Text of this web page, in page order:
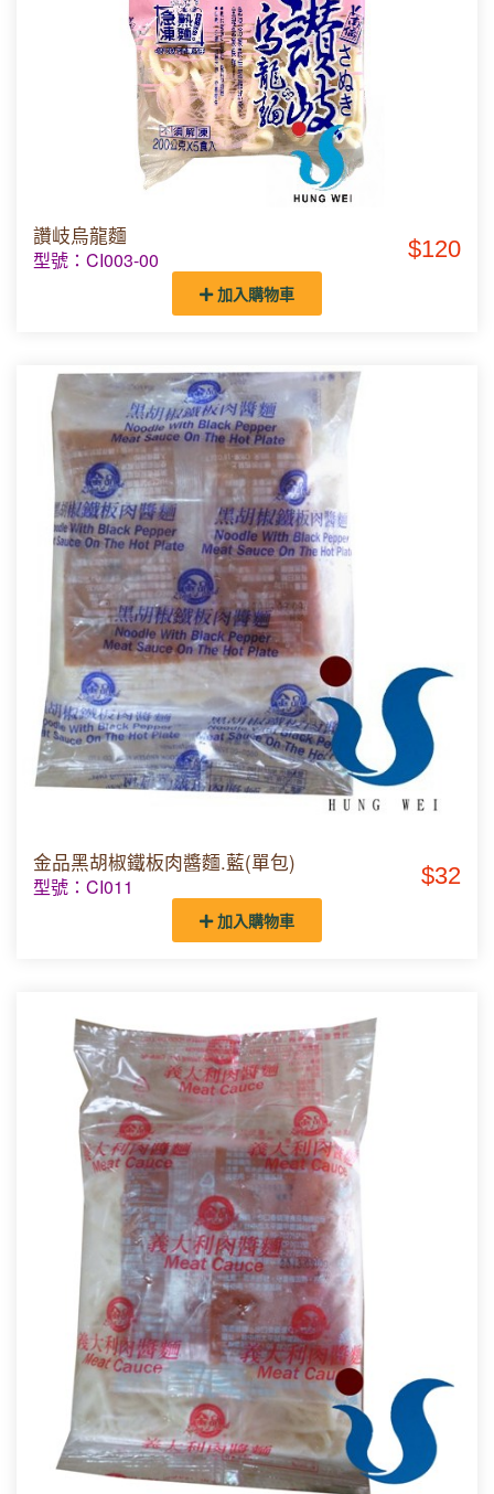
讚岐烏龍麵
型號：CI003-00 $120
加入購物車
金品黑胡椒鐵板肉醬麵.藍(單包)
型號：CI011 $32
加入購物車